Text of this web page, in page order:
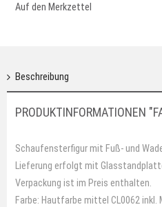
Auf den Merkzettel
Beschreibung
PRODUKTINFORMATIONEN
Schaufensterfigur mit Fuß- und
Lieferung erfolgt mit
Verpackung ist im Preis enthalten.
Farbe: Hautfarbe mittel CL0062 inkl.